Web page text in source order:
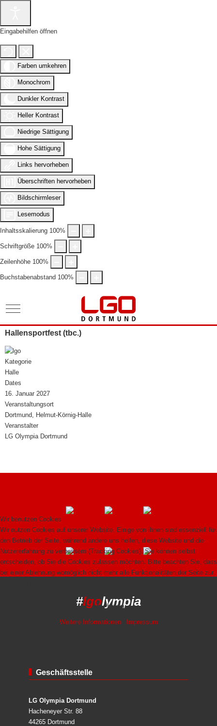
Eingabehilfen öffnen
Farben umkehren
Monochrom
Dunkler Kontrast
Heller Kontrast
Niedrige Sättigung
Hohe Sättigung
Links hervorheben
Überschriften hervorheben
Bildschirmleser
Lesemodus
Inhaltsskalierung 100%
Schriftgröße 100%
Zeilenhöhe 100%
Buchstabenabstand 100%
Mobile Menu Toggle
Hallensportfest (tbc.)
Kategorie
Halle
Dates
16. Januar 2027
Veranstaltungsort
Dortmund, Helmut-Körnig-Halle
Veranstalter
LG Olympia Dortmund
#lgolympia
Geschäftsstelle
LG Olympia Dortmund
Hacheneyer Str. 88
44265 Dortmund
Wir benutzen Cookies
Wir nutzen Cookies auf unserer Website. Einige von ihnen sind essenziell für
den Betrieb der Seite, während andere uns helfen, diese Website und die
Nutzererfahrung zu verbessern (Tracking Cookies). Sie können selbst
entscheiden, ob Sie die Cookies zulassen möchten. Bitte beachten Sie, dass
bei einer Ablehnung womöglich nicht mehr alle Funktionalitäten der Seite zur
Ablehnen
Weitere Informationen| Impressum